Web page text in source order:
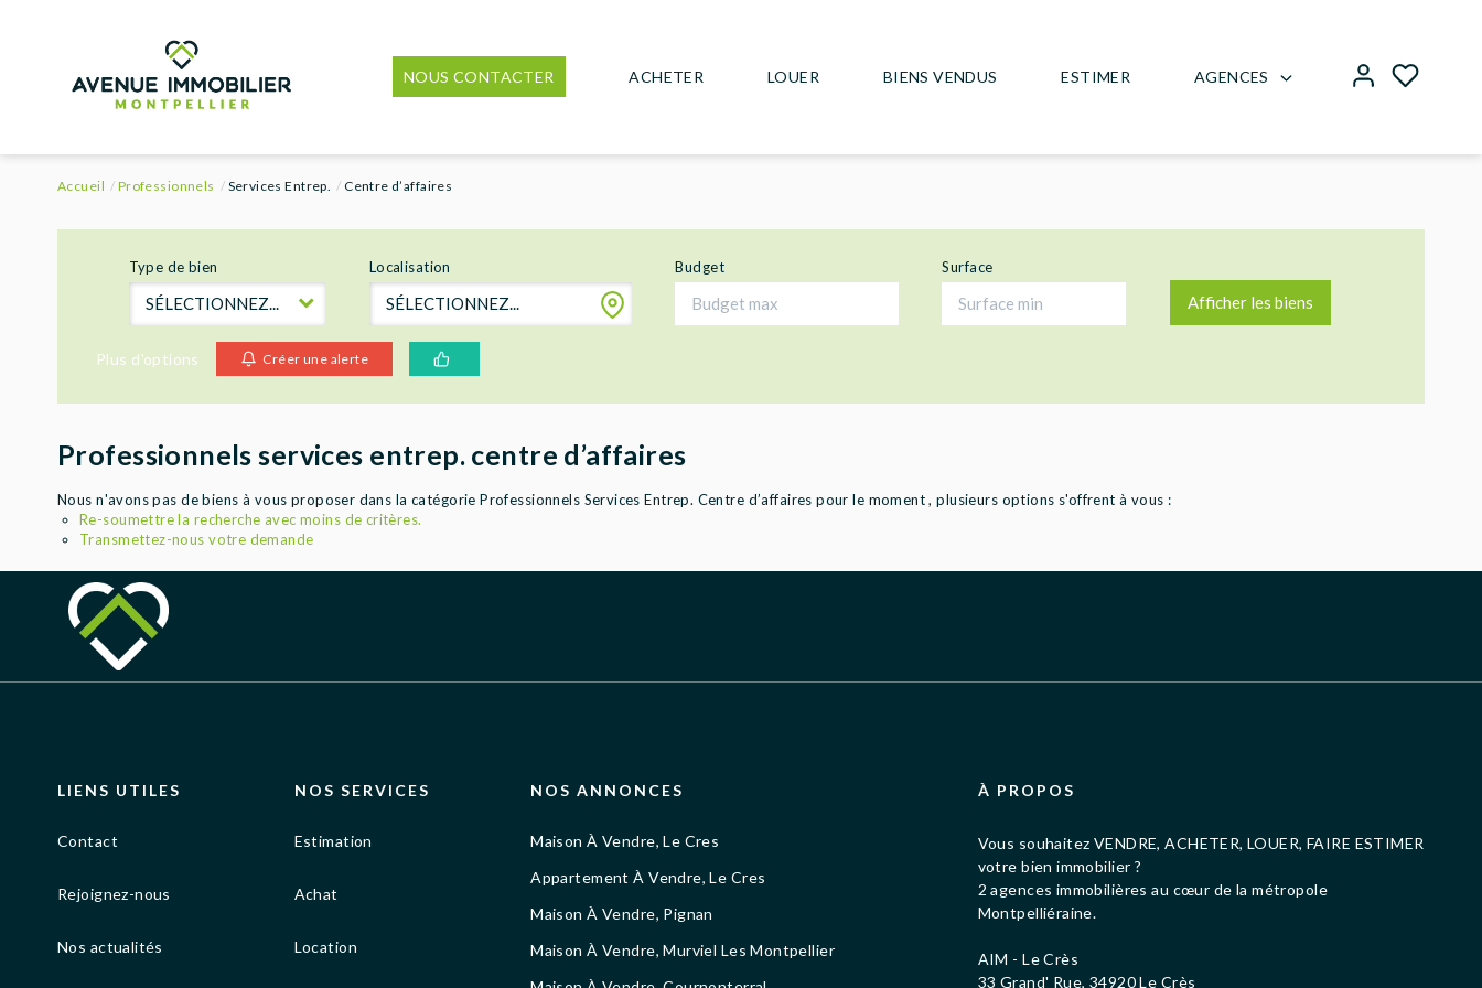
NOUS CONTACTER ACHETER LOUER BIENS VENDUS ESTIMER AGENCES
Accueil Professionnels Services Entrep. Centre d’affaires
Type de bien
SÉLECTIONNEZ...
Localisation
SÉLECTIONNEZ...
Budget Surface
Plus d'options Créer une alerte
Professionnels services entrep. centre d’affaires
Nous n'avons pas de biens à vous proposer dans la catégorie Professionnels Services Entrep. Centre d’affaires pour le moment , plusieurs options s'offrent à vous :
Re-soumettre la recherche avec moins de critères.
Transmettez-nous votre demande
LIENS UTILES
Contact
Rejoignez-nous
Nos actualités
NOS SERVICES
Estimation
Achat
Location
NOS ANNONCES
Maison À Vendre, Le Cres
Appartement À Vendre, Le Cres
Maison À Vendre, Pignan
Maison À Vendre, Murviel Les Montpellier
À PROPOS
Vous souhaitez VENDRE, ACHETER, LOUER, FAIRE ESTIMER
votre bien immobilier ?
2 agences immobilières au cœur de la métropole
Montpelliéraine.
AIM - Le Crès
33 Grand' Rue, 34920 Le Crès